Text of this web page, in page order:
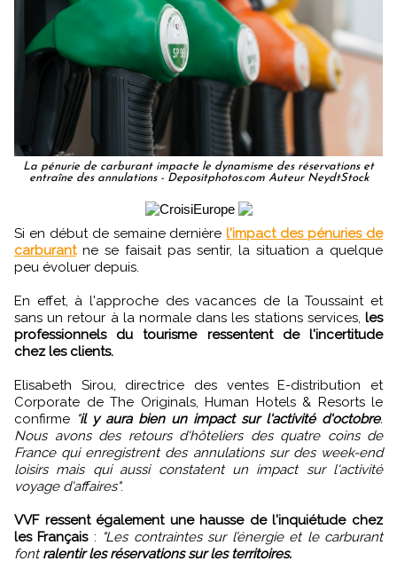
La pénurie de carburant impacte le dynamisme des réservations et
entraîne des annulations - Depositphotos.com Auteur NeydtStock
Si en début de semaine dernièrel'impact des pénuries de
carburantne se faisait pas sentir, la situation a quelque
peu évoluer depuis.
En effet, à l'approche des vacances de la Toussaint et
sans un retour à la normale dans les stations services, les
professionnels du tourisme ressentent de l'incertitude
chez les clients.
Elisabeth Sirou, directrice des ventes E-distribution et
Corporate de The Originals, Human Hotels & Resorts le
confirme "il y aura bien un impact sur l'activité d'octobre.
Nous avons des retours d'hôteliers des quatre coins de
France qui enregistrent des annulations sur des week-end
loisirs mais qui aussi constatent un impact sur l'activité
voyage d'affaires".
VVF ressent également une hausse de l'inquiétude chez
les Français: "Les contraintes sur l’énergie et le carburant
fontralentir les réservations sur les territoires.